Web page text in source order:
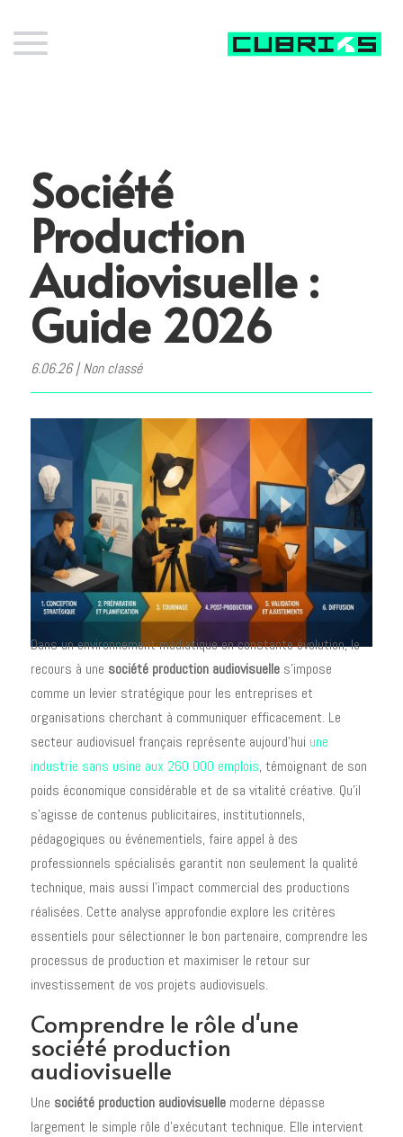
Société
Production
Audiovisuelle :
Guide 2026
6.06.26|Non classé
Dans un environnement médiatique en constante évolution, le
recours à une société production audiovisuelles'impose
comme un levier stratégique pour les entreprises et
organisations cherchant à communiquer efficacement. Le
secteur audiovisuel français représente aujourd'hui une
industrie sans usine aux 260 000 emplois, témoignant de son
poids économique considérable et de sa vitalité créative. Qu'il
s'agisse de contenus publicitaires, institutionnels,
pédagogiques ou événementiels, faire appel à des
professionnels spécialisés garantit non seulement la qualité
technique, mais aussi l'impact commercial des productions
réalisées. Cette analyse approfondie explore les critères
essentiels pour sélectionner le bon partenaire, comprendre les
processus de production et maximiser le retour sur
investissement de vos projets audiovisuels.
Comprendre le rôle d'une
société production
audiovisuelle
Une société production audiovisuellemoderne dépasse
largement le simple rôle d'exécutant technique. Elle intervient